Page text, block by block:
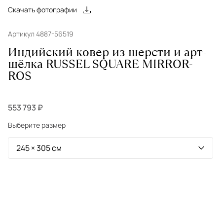
Скачать фотографии
Артикул 4887-56519
Индийский ковер из шерсти и арт-
шёлка RUSSEL SQUARE MIRROR-
ROS
553 793 ₽
Выберите размер